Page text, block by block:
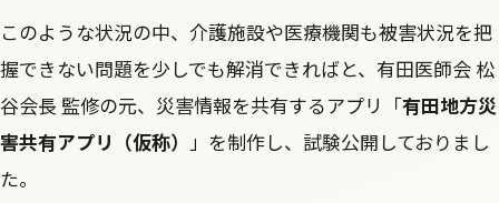
このような状況の中、介護施設や医療機関も被害状況を把
握できない問題を少しでも解消できればと、有田医師会 松
谷会長 監修の元、災害情報を共有するアプリ「有田地方災
害共有アプリ（仮称） 」を制作し、試験公開しておりまし
た。